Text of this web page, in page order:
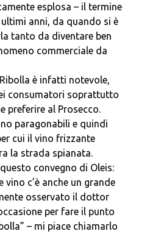
esplosa – il termine
anni, da quando si è
tanto da diventare ben
commerciale da
è infatti notevole,
consumatori soprattutto
preferire al Prosecco.
paragonabili e quindi
cui il vino frizzante
la strada spianata.
convegno di Oleis:
vino c’è anche un grande
osservato il dottor
per fare il punto
– mi piace chiamarlo